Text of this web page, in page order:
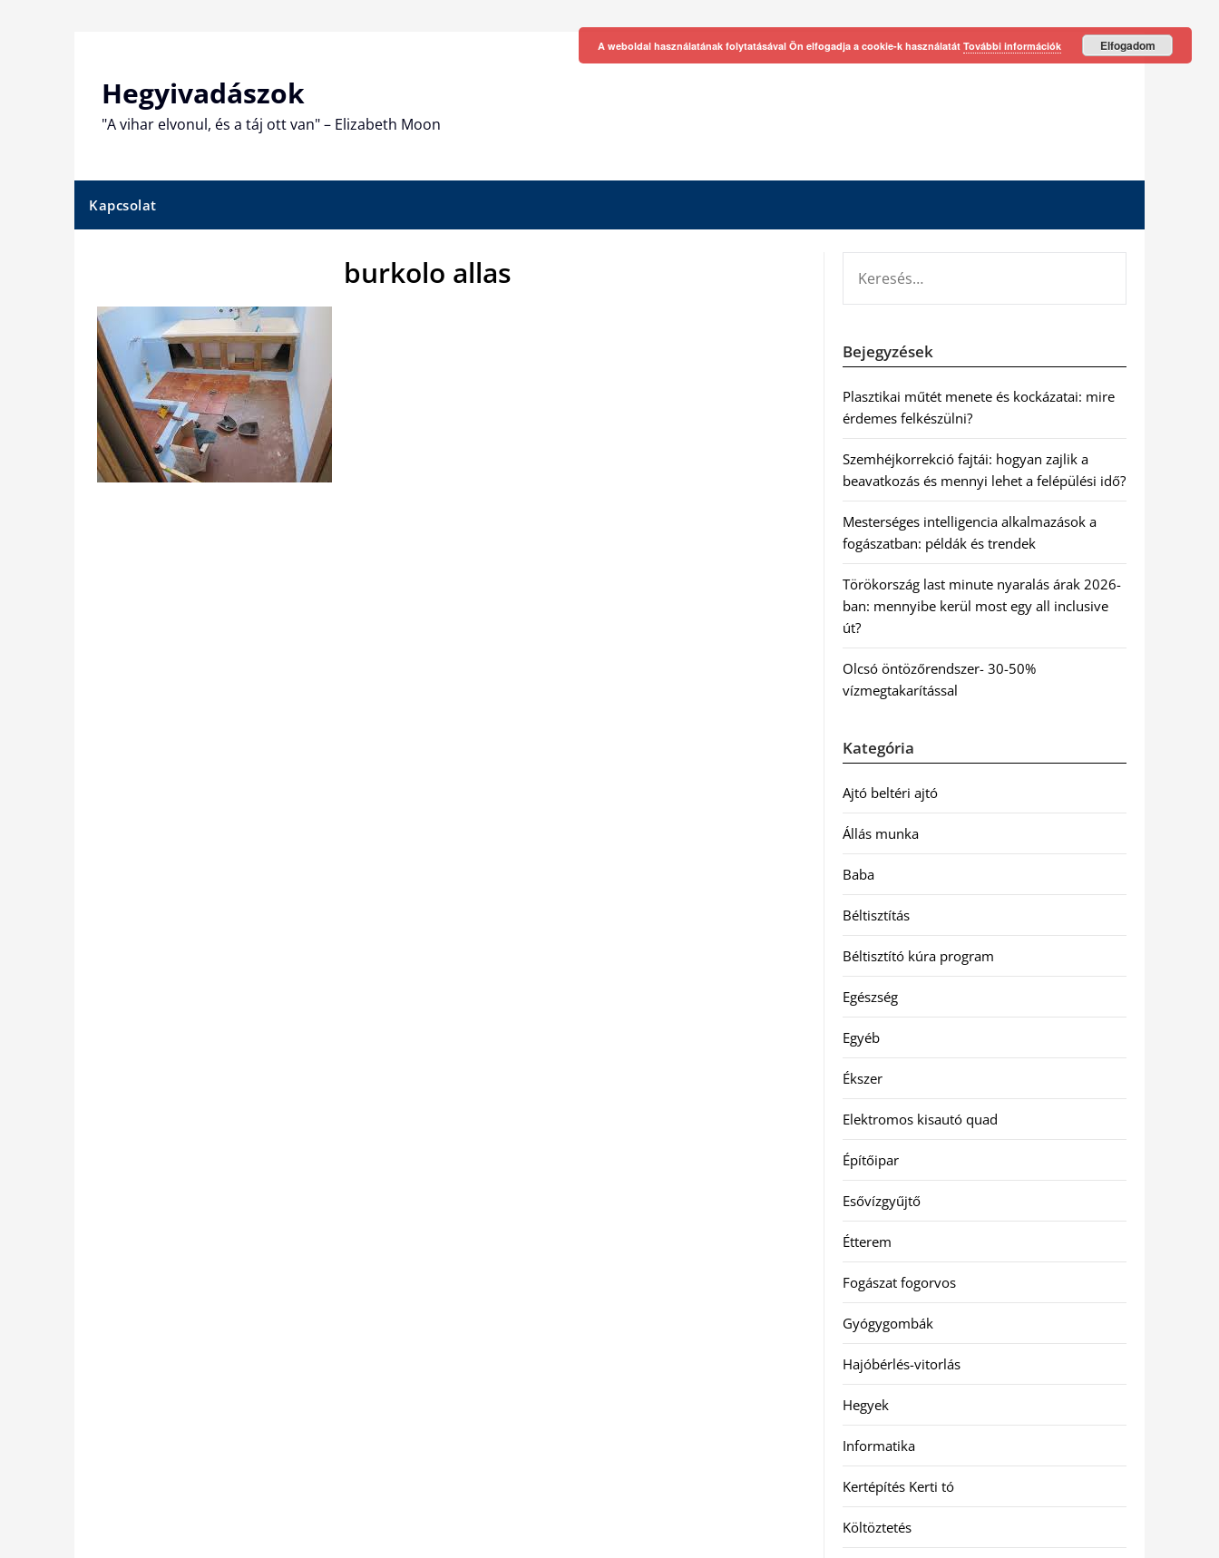
Hegyivadászok
"A vihar elvonul, és a táj ott van" – Elizabeth Moon
Kapcsolat
burkolo allas
Bejegyzések
Plasztikai műtét menete és kockázatai: mire
érdemes felkészülni?
Szemhéjkorrekció fajtái: hogyan zajlik a
beavatkozás és mennyi lehet a felépülési idő?
Mesterséges intelligencia alkalmazások a
fogászatban: példák és trendek
Törökország last minute nyaralás árak 2026-
ban: mennyibe kerül most egy all inclusive
út?
Olcsó öntözőrendszer- 30-50%
vízmegtakarítással
Kategória
Ajtó beltéri ajtó
Állás munka
Baba
Béltisztítás
Béltisztító kúra program
Egészség
Egyéb
Ékszer
Elektromos kisautó quad
Építőipar
Esővízgyűjtő
Étterem
Fogászat fogorvos
Gyógygombák
Hajóbérlés-vitorlás
Hegyek
Informatika
Kertépítés Kerti tó
Költöztetés
A weboldal használatának folytatásával Ön elfogadja a cookie-k használatát További információk Elfogadom